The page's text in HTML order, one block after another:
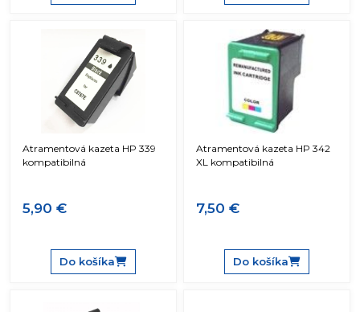
Atramentová kazeta HP 339
kompatibilná
5,90 €
Do košíka
Atramentová kazeta HP 342
XL kompatibilná
7,50 €
Do košíka